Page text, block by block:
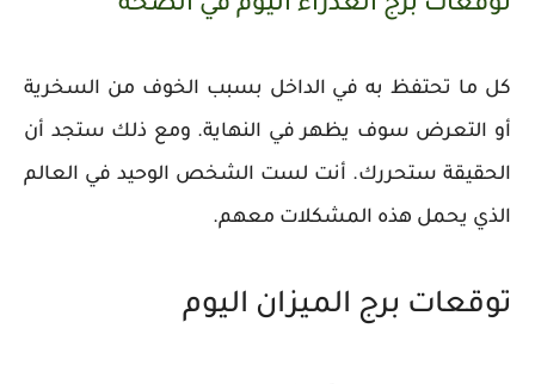
توقعات برج العذراء اليوم في الصحة
كل ما تحتفظ به في الداخل بسبب الخوف من السخرية
أو التعرض سوف يظهر في النهاية. ومع ذلك ستجد أن
الحقيقة ستحررك. أنت لست الشخص الوحيد في العالم
الذي يحمل هذه المشكلات معهم.
توقعات برج الميزان اليوم